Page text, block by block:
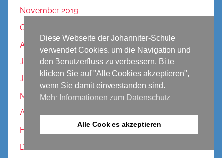
November 2019
Oktober 2019
August 2019
Juli 2019
Juni 2019
Mai 2019
April 2019
Februar 2019
Dezember 2018
Diese Webseite der Johanniter-Schule
verwendet Cookies, um die Navigation und
den Benutzerfluss zu verbessern. Bitte
klicken Sie auf "Alle Cookies akzeptieren",
wenn Sie damit einverstanden sind.
Mehr Informationen zum Datenschutz
Alle Cookies akzeptieren